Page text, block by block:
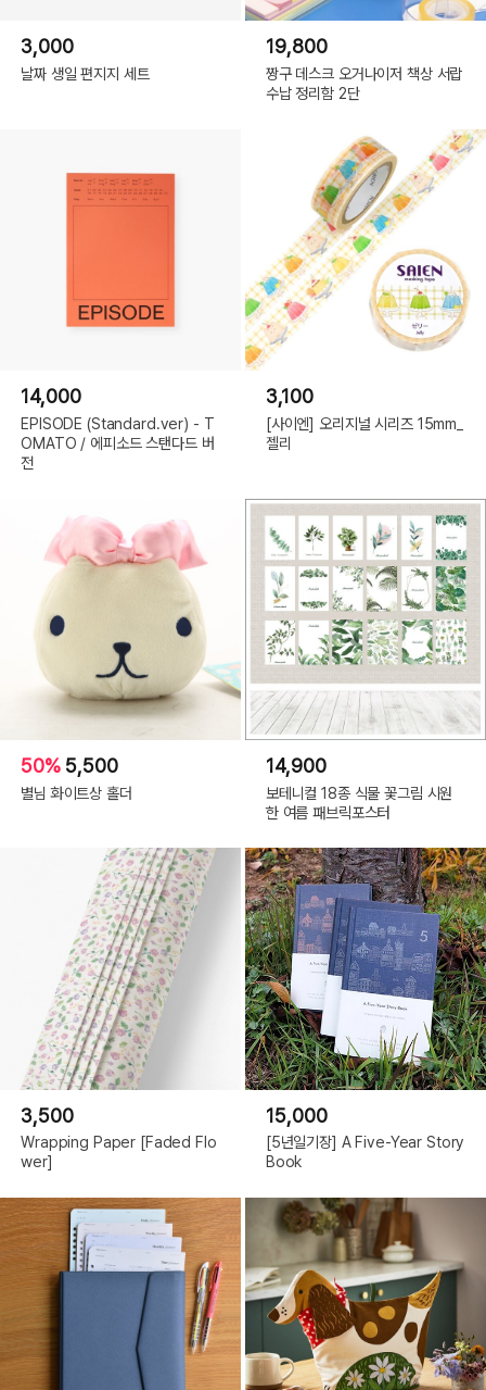
3,000
날짜 생일 편지지 세트
19,800
짱구 데스크 오거나이저 책상 서랍
수납 정리함 2단
14,000
EPISODE (Standard.ver) - T
OMATO / 에피소드 스탠다드 버
전
3,100
[사이엔] 오리지널 시리즈 15mm_
젤리
50% 5,500
별님 화이트상 홀더
14,900
보테니컬 18종 식물 꽃그림 시원
한 여름 패브릭포스터
3,500
Wrapping Paper [Faded Flo
wer]
15,000
[5년일기장] A Five-Year Story
Book